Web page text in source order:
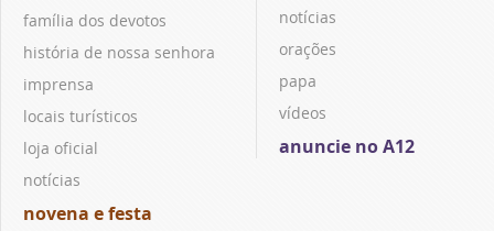
família dos devotos
história de nossa senhora
imprensa
locais turísticos
loja oficial
notícias
novena e festa
notícias
orações
papa
vídeos
anuncie no A12